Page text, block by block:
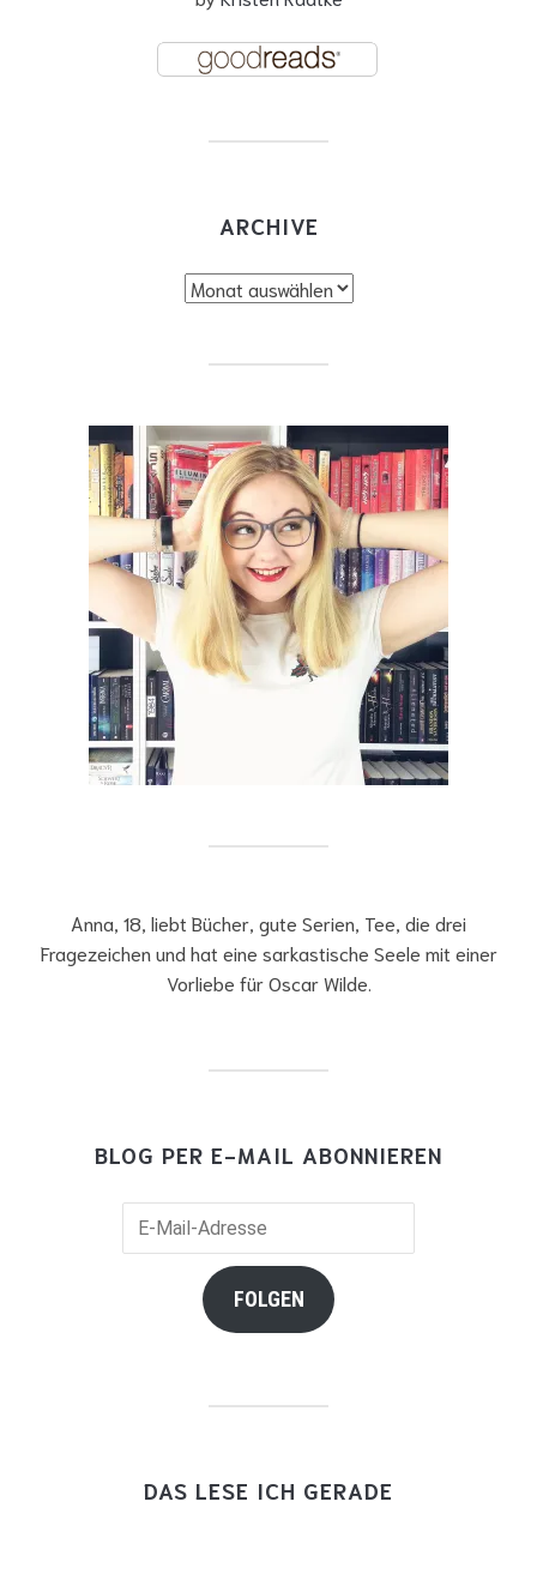
ARCHIVE
Anna, 18, liebt Bücher, gute Serien, Tee, die drei
Fragezeichen und hat eine sarkastische Seele mit einer
Vorliebe für Oscar Wilde.
BLOG PER E-MAIL ABONNIEREN
FOLGEN
DAS LESE ICH GERADE